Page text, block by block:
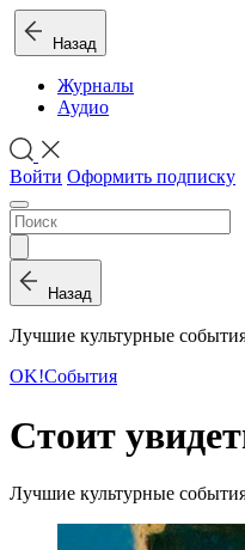
Назад
Журналы
Аудио
Войти Оформить подписку
Назад
Лучшие культурные
OK!События
Cтоит
Лучшие культурные